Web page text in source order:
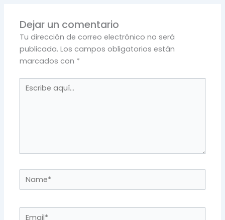
Dejar un comentario
Tu dirección de correo electrónico no será
publicada. Los campos obligatorios están
marcados con *
Escribe
Name*
Email*